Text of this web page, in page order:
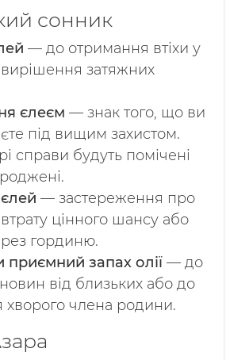
сонник
— до отримання втіхи у
вирішення затяжних
єлеєм — знак того, що ви
під вищим захистом.
справи будуть помічені
— застереження про
цінного шансу або
гординю.
приємний запах олії — до
від близьких або до
хворого члена родини.